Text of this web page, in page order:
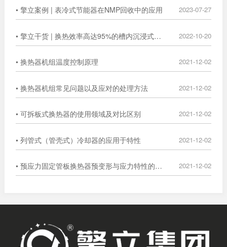
• 擎立案例 | 表冷式节能器在NMP回收中的应用 2023-07-27
• 擎立干货 | 换热效率高达95%的槽内沉浸式换热器 2022-10-20
• 换热器机组温度控制原理 2021-12-02
• 换热器机组常见问题以及应对的处理方法 2021-12-02
• 可拆板式换热器的使用领域及对比区别 2021-12-02
• 列管式（管壳式）冷却器的应用于特性 2021-12-02
• 预应力固定管板换热器预变形与应力特性的数值分析 2021-12-02